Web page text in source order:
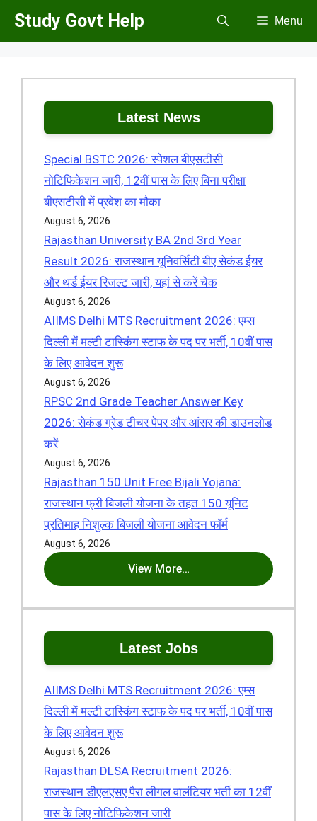
Skip
Study Govt Help Menu
Latest News
Special BSTC 2026: स्पेशल बीएसटीसी
नोटिफिकेशन जारी, 12वीं पास के लिए बिना परीक्षा
बीएसटीसी में प्रवेश का मौका
August 6, 2026
Rajasthan University BA 2nd 3rd Year
Result 2026: राजस्थान यूनिवर्सिटी बीए सेकंड ईयर
और थर्ड ईयर रिजल्ट जारी, यहां से करें चेक
August 6, 2026
AIIMS Delhi MTS Recruitment 2026: एम्स
दिल्ली में मल्टी टास्किंग स्टाफ के पद पर भर्ती, 10वीं पास
के लिए आवेदन शुरू
August 6, 2026
RPSC 2nd Grade Teacher Answer Key
2026: सेकंड ग्रेड टीचर पेपर और आंसर की डाउनलोड
करें
August 6, 2026
Rajasthan 150 Unit Free Bijali Yojana:
राजस्थान फ्री बिजली योजना के तहत 150 यूनिट
प्रतिमाह निशुल्क बिजली योजना आवेदन फॉर्म
August 6, 2026
View More…
Latest Jobs
AIIMS Delhi MTS Recruitment 2026: एम्स
दिल्ली में मल्टी टास्किंग स्टाफ के पद पर भर्ती, 10वीं पास
के लिए आवेदन शुरू
August 6, 2026
Rajasthan DLSA Recruitment 2026:
राजस्थान डीएलएसए पैरा लीगल वालंटियर भर्ती का 12वीं
पास के लिए नोटिफिकेशन जारी